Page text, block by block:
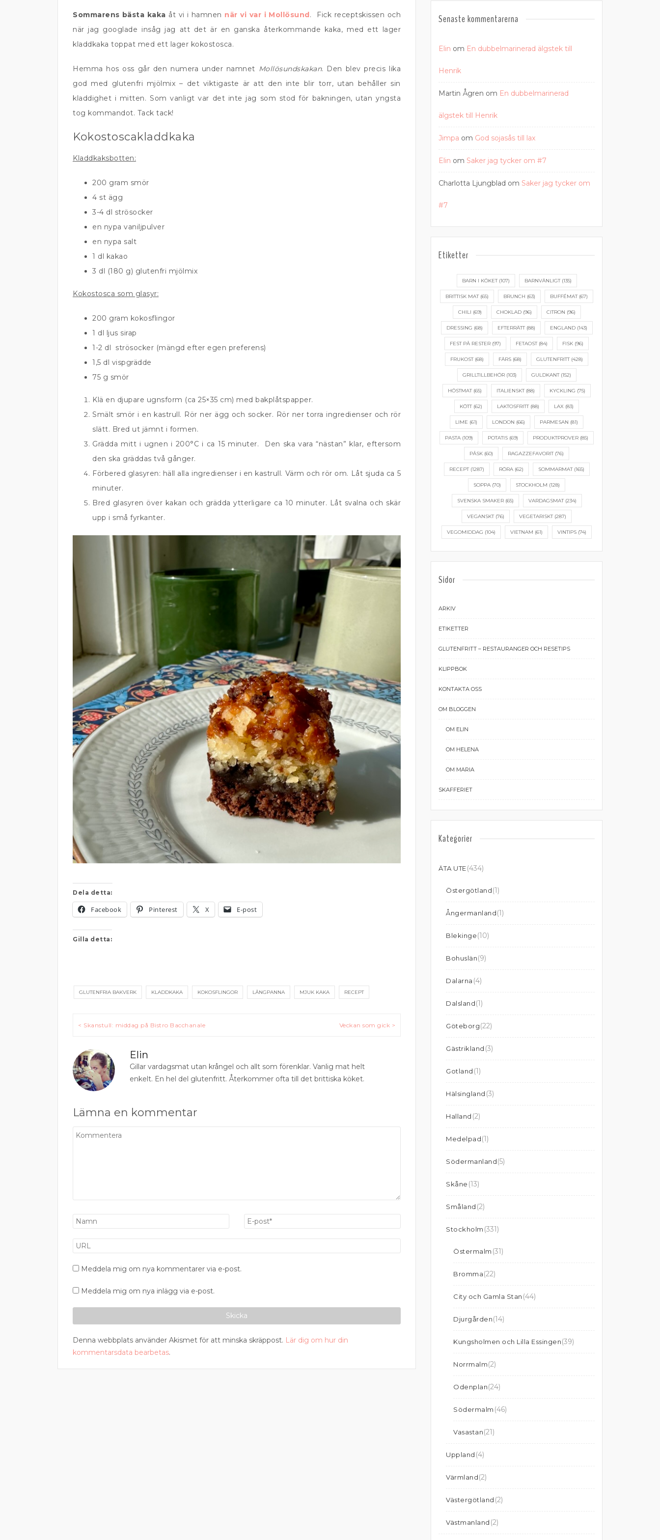
Sommarens bästa kaka åt vi i hamnen när vi var i Mollösund. Fick receptskissen och
när jag googlade insåg jag att det är en ganska återkommande kaka, med ett lager
kladdkaka toppat med ett lager kokostosca.
Hemma hos oss går den numera under namnet Mollösundskakan. Den blev precis lika
god med glutenfri mjölmix – det viktigaste är att den inte blir torr, utan behåller sin
kladdighet i mitten. Som vanligt var det inte jag som stod för bakningen, utan yngsta
tog kommandot. Tack tack!
Kokostoscakladdkaka
Kladdkaksbotten:
200 gram smör
4 st ägg
3-4 dl strösocker
en nypa vaniljpulver
en nypa salt
1 dl kakao
3 dl (180 g) glutenfri mjölmix
Kokostosca som glasyr:
200 gram kokosflingor
1 dl ljus sirap
1-2 dl strösocker (mängd efter egen preferens)
1,5 dl vispgrädde
75 g smör
Klä en djupare ugnsform (ca 25×35 cm) med bakplåtspapper.
Smält smör i en kastrull. Rör ner ägg och socker. Rör ner torra ingredienser och rör
slätt. Bred ut jämnt i formen.
Grädda mitt i ugnen i 200°C i ca 15 minuter. Den ska vara “nästan” klar, eftersom
den ska gräddas två gånger.
Förbered glasyren: häll alla ingredienser i en kastrull. Värm och rör om. Låt sjuda ca 5
minuter.
Bred glasyren över kakan och grädda ytterligare ca 10 minuter. Låt svalna och skär
upp i små fyrkanter.
Dela detta:
Facebook Pinterest X E-post
Gilla detta:
GLUTENFRIA BAKVERK KLADDKAKA KOKOSFLINGOR LÅNGPANNA MJUK KAKA RECEPT
Inläggsnavigering
< Skanstull: middag på Bistro Bacchanale Veckan som gick >
Elin
Gillar vardagsmat utan krångel och allt som förenklar. Vanlig mat helt
enkelt. En hel del glutenfritt. Återkommer ofta till det brittiska köket.
Lämna en kommentar
Meddela mig om nya kommentarer via e-post.
Meddela mig om nya inlägg via e-post.
Denna webbplats använder Akismet för att minska skräppost. Lär dig om hur din
kommentarsdata bearbetas.
Senaste kommentarerna
Elin om En dubbelmarinerad älgstek till
Henrik
Martin Ågren om En dubbelmarinerad
älgstek till Henrik
Jimpa om God sojasås till lax
Elin om Saker jag tycker om #7
Charlotta Ljungblad om Saker jag tycker om
#7
Etiketter
BARN I KÖKET(107) BARNVÄNLIGT(135)
BRITTISK MAT(65) BRUNCH (63) BUFFÉMAT(67)
CHILI (69) CHOKLAD(96) CITRON (96)
DRESSING (68) EFTERRÄTT(88) ENGLAND(143)
FEST PÅ RESTER (97) FETAOST(84) FISK (96)
FRUKOST(68) FÄRS (68) GLUTENFRITT(428)
GRILLTILLBEHÖR(103) GULDKANT(152)
HÖSTMAT(65) ITALIENSKT(88) KYCKLING (75)
KÖTT(62) LAKTOSFRITT(88) LAX (83)
LIME (61) LONDON (66) PARMESAN (81)
PASTA (109) POTATIS (69) PRODUKTPROVER (85)
PÅSK (60) RAGAZZEFAVORIT(76)
RECEPT(1287) RÖRA(62) SOMMARMAT(165)
SOPPA (70) STOCKHOLM (128)
SVENSKA SMAKER(65) VARDAGSMAT(234)
VEGANSKT(76) VEGETARISKT(287)
VEGOMIDDAG (104) VIETNAM (61) VINTIPS (74)
Sidor
ARKIV
ETIKETTER
GLUTENFRITT – RESTAURANGER OCH RESETIPS
KLIPPBOK
KONTAKTA OSS
OM BLOGGEN
OM ELIN
OM HELENA
OM MARIA
SKAFFERIET
Kategorier
ÄTA UTE(434)
Östergötland(1)
Ångermanland(1)
Blekinge(10)
Bohuslän(9)
Dalarna (4)
Dalsland(1)
Göteborg(22)
Gästrikland (3)
Gotland (1)
Hälsingland (3)
Halland (2)
Medelpad(1)
Södermanland(5)
Skåne (13)
Småland (2)
Stockholm (331)
Östermalm (31)
Bromma(22)
City och Gamla Stan (44)
Djurgården(14)
Kungsholmen och Lilla Essingen(39)
Norrmalm(2)
Odenplan(24)
Södermalm (46)
Vasastan(21)
Uppland (4)
Värmland(2)
Västergötland (2)
Västmanland (2)